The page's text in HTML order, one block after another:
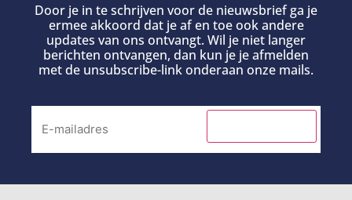
Door je in te schrijven voor de nieuwsbrief ga je
ermee akkoord dat je af en toe ook andere
updates van ons ontvangt. Wil je niet langer
berichten ontvangen, dan kun je je afmelden
met de unsubscribe-link onderaan onze mails.